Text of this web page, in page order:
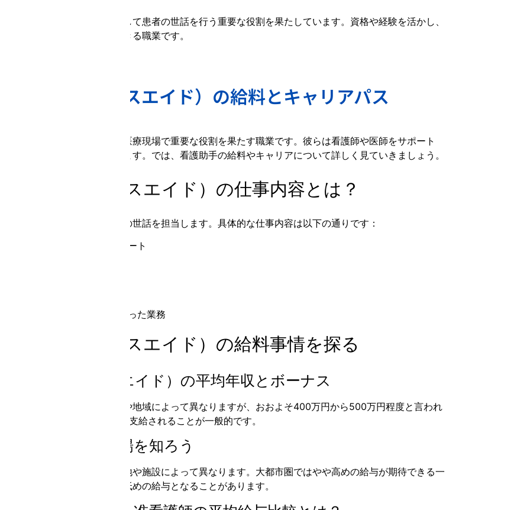
看護助手は、看護師の補助として患者の世話を行う重要な役割を果たしています。資格や経験を活かし、
医療現場で貢献することができる職業です。
看護助手（ナースエイド）の給料とキャリアパス
看護助手（ナースエイド）は医療現場で重要な役割を果たす職業です。彼らは看護師や医師をサポート
し、患者のケアに貢献しています。では、看護助手の給料やキャリアについて詳しく見ていきましょう。
看護助手（ナースエイド）の仕事内容とは？
看護助手は、患者の身の回りの世話を担当します。具体的な仕事内容は以下の通りです：
患者の入浴や排泄のサポート
看護師や医師の指示に従った業務
看護助手（ナースエイド）の給料事情を探る
看護助手（ナースエイド）の平均年収とボーナス
看護助手の平均年収は、経験や地域によって異なりますが、おおよそ400万円から500万円程度と言われ
ています。ボーナスは年に2回支給されることが一般的です。
看護助手の給与相場を知ろう
看護助手の給与相場は、勤務地や施設によって異なります。大都市圏ではやや高めの給与が期待できる一
方、地方や小規模の施設では低めの給与となることがあります。